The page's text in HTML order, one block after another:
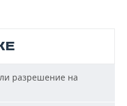
разрешение на